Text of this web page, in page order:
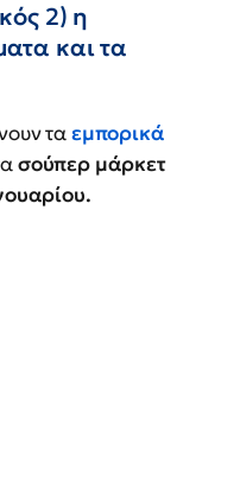
2) η
και τα
ταεμπορικά
σούπερ μάρκετ